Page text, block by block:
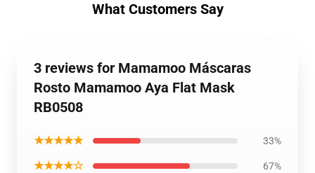
What Customers Say
3 reviews for Mamamoo Máscaras
Rosto Mamamoo Aya Flat Mask
RB0508
★★★★★ 33%
★★★★☆ 67%